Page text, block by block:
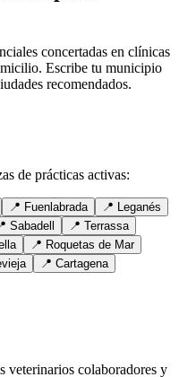
concertadas en clínicas
Escribe tu municipio
recomendados.
de prácticas activas:
📍 Fuenlabrada 📍 Leganés
Sabadell 📍 Terrassa
📍 Roquetas de Mar
📍 Cartagena
veterinarios colaboradores y